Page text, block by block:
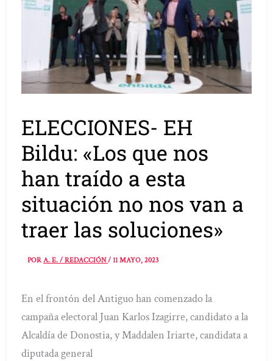
ELECCIONES- EH
Bildu: «Los que nos
han traído a esta
situación no nos van a
traer las soluciones»
PORA. E. / REDACCIÓN/11 MAYO, 2023
En el frontón del Antiguo han comenzado la
campaña electoral Juan Karlos Izagirre, candidato a la
Alcaldía de Donostia, y Maddalen Iriarte, candidata a
diputada general